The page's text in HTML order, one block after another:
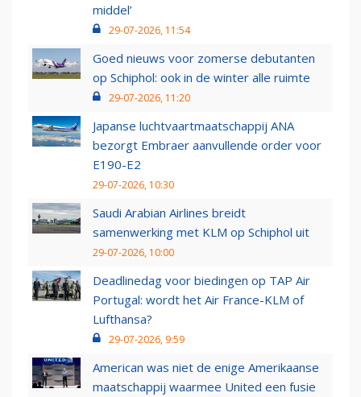
middel’
29-07-2026, 11:54
Goed nieuws voor zomerse debutanten
op Schiphol: ook in de winter alle ruimte
29-07-2026, 11:20
Japanse luchtvaartmaatschappij ANA
bezorgt Embraer aanvullende order voor
E190-E2
29-07-2026, 10:30
Saudi Arabian Airlines breidt
samenwerking met KLM op Schiphol uit
29-07-2026, 10:00
Deadlinedag voor biedingen op TAP Air
Portugal: wordt het Air France-KLM of
Lufthansa?
29-07-2026, 9:59
American was niet de enige Amerikaanse
maatschappij waarmee United een fusie